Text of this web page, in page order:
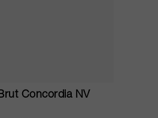
Concordia NV